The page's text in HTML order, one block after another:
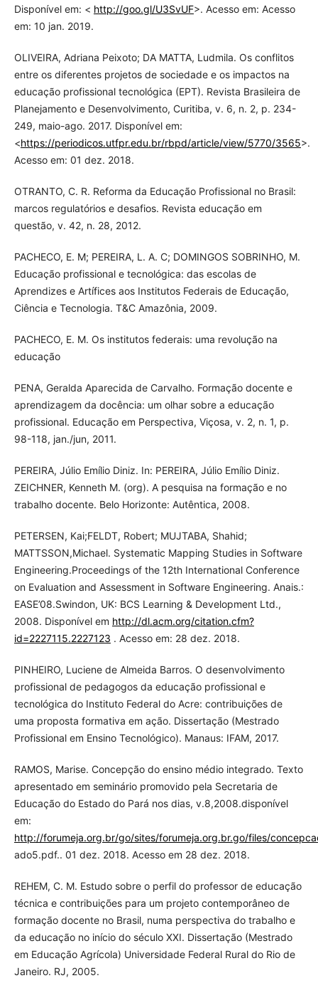
Disponível em: < http://goo.gl/U3SvUF>. Acesso em: Acesso
em: 10 jan. 2019.
OLIVEIRA, Adriana Peixoto; DA MATTA, Ludmila. Os conflitos
entre os diferentes projetos de sociedade e os impactos na
educação profissional tecnológica (EPT). Revista Brasileira de
Planejamento e Desenvolvimento, Curitiba, v. 6, n. 2, p. 234-
249, maio-ago. 2017. Disponível em:
<https://periodicos.utfpr.edu.br/rbpd/article/view/5770/3565>.
Acesso em: 01 dez. 2018.
OTRANTO, C. R. Reforma da Educação Profissional no Brasil:
marcos regulatórios e desafios. Revista educação em
questão, v. 42, n. 28, 2012.
PACHECO, E. M; PEREIRA, L. A. C; DOMINGOS SOBRINHO, M.
Educação profissional e tecnológica: das escolas de
Aprendizes e Artífices aos Institutos Federais de Educação,
Ciência e Tecnologia. T&C Amazônia, 2009.
PACHECO, E. M. Os institutos federais: uma revolução na
educação
PENA, Geralda Aparecida de Carvalho. Formação docente e
aprendizagem da docência: um olhar sobre a educação
profissional. Educação em Perspectiva, Viçosa, v. 2, n. 1, p.
98-118, jan./jun, 2011.
PEREIRA, Júlio Emílio Diniz. In: PEREIRA, Júlio Emílio Diniz.
ZEICHNER, Kenneth M. (org). A pesquisa na formação e no
trabalho docente. Belo Horizonte: Autêntica, 2008.
PETERSEN, Kai;FELDT, Robert; MUJTABA, Shahid;
MATTSSON,Michael. Systematic Mapping Studies in Software
Engineering.Proceedings of the 12th International Conference
on Evaluation and Assessment in Software Engineering. Anais.:
EASE’08.Swindon, UK: BCS Learning & Development Ltd.,
2008. Disponível em http://dl.acm.org/citation.cfm?
id=2227115.2227123 . Acesso em: 28 dez. 2018.
PINHEIRO, Luciene de Almeida Barros. O desenvolvimento
profissional de pedagogos da educação profissional e
tecnológica do Instituto Federal do Acre: contribuições de
uma proposta formativa em ação. Dissertação (Mestrado
Profissional em Ensino Tecnológico). Manaus: IFAM, 2017.
RAMOS, Marise. Concepção do ensino médio integrado. Texto
apresentado em seminário promovido pela Secretaria de
Educação do Estado do Pará nos dias, v.8,2008.disponível
em:
http://forumeja.org.br/go/sites/forumeja.org.br.go/files/
ado5.pdf.. 01 dez. 2018. Acesso em 28 dez. 2018.
REHEM, C. M. Estudo sobre o perfil do professor de educação
técnica e contribuições para um projeto contemporâneo de
formação docente no Brasil, numa perspectiva do trabalho e
da educação no início do século XXI. Dissertação (Mestrado
em Educação Agrícola) Universidade Federal Rural do Rio de
Janeiro. RJ, 2005.